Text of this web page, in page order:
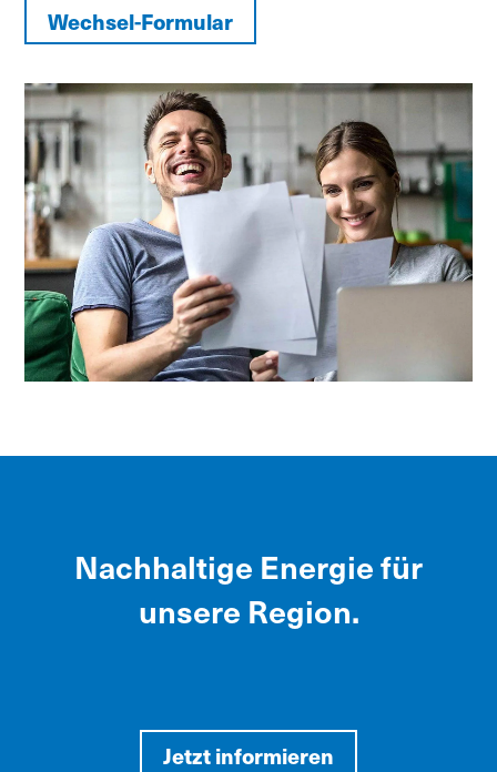
Wechsel-Formular
Nachhaltige Energie für
unsere Region.
Jetzt informieren